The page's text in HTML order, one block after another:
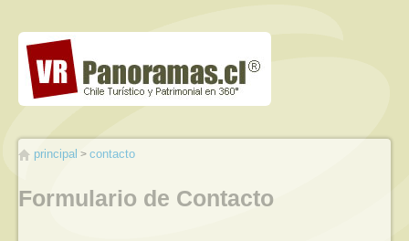
principal contacto
Formulario de Contacto